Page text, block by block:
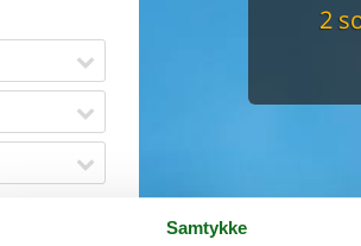
Ladestander til elbil
2
Samtykke